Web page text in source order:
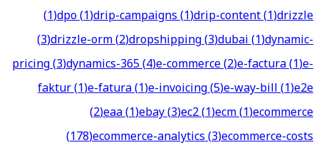
(1)dpo(1)drip-campaigns(1)drip-content(1)drizzle
(3)drizzle-orm(2)dropshipping(3)dubai(1)dynamic-
pricing(3)dynamics-365(4)e-commerce(2)e-factura(1)e-
faktur(1)e-fatura(1)e-invoicing(5)e-way-bill(1)e2e
(2)eaa(1)ebay(3)ec2(1)ecm(1)ecommerce
(178)ecommerce-analytics(3)ecommerce-costs